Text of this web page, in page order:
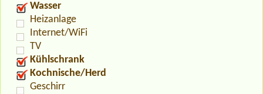
Wasser
Heizanlage
Internet/WiFi
TV
Kühlschrank
Kochnische/Herd
Geschirr